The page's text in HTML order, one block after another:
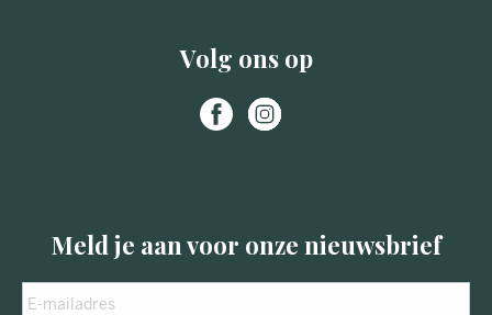
Volg ons op
Meld je aan voor onze nieuwsbrief
mailadres